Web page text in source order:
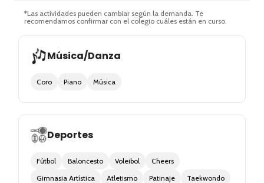
*Las actividades pueden cambiar según la demanda. Te
recomendamos confirmar con el colegio cuáles están en curso.
Música/Danza
Coro Piano Música
Deportes
Fútbol Baloncesto Voleibol
Cheers
Gimnasia Artística
Atletismo Patinaje
Taekwondo